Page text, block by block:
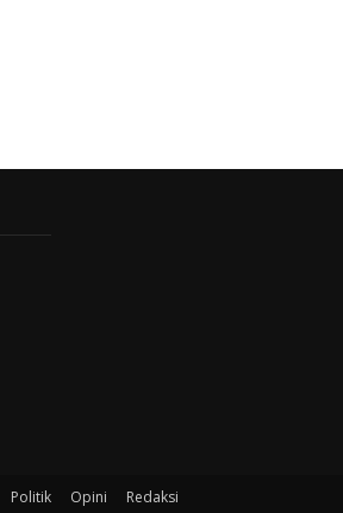
Politik Opini Redaksi